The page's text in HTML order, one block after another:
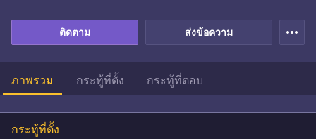
ส่งข้อความ
ติดตาม more_horiz
ภาพรวม กระทู้ที่ตั้ง กระทู้ที่ตอบ
กระทู้ที่ตั้ง